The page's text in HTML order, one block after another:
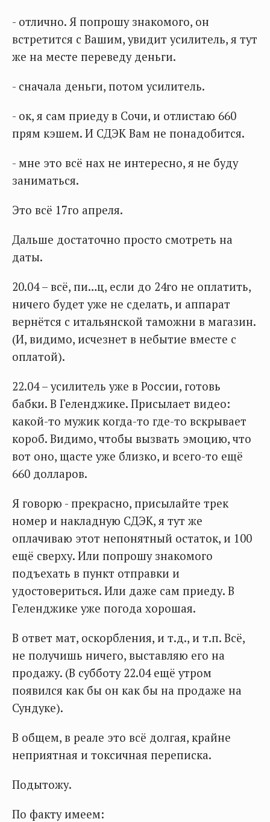
- отлично. Я попрошу знакомого, он
встретится с Вашим, увидит усилитель, я тут
же на месте переведу деньги.
- сначала деньги, потом усилитель.
- ок, я сам приеду в Сочи, и отлистаю 660
прям кэшем. И СДЭК Вам не понадобится.
- мне это всё нах не интересно, я не буду
заниматься.
Это всё 17го апреля.
Дальше достаточно просто смотреть на
даты.
20.04 – всё, пи…ц, если до 24го не оплатить,
ничего будет уже не сделать, и аппарат
вернётся с итальянской таможни в магазин.
(И, видимо, исчезнет в небытие вместе с
оплатой).
22.04 – усилитель уже в России, готовь
бабки. В Геленджике. Присылает видео:
какой-то мужик когда-то где-то вскрывает
короб. Видимо, чтобы вызвать эмоцию, что
вот оно, щасте уже близко, и всего-то ещё
660 долларов.
Я говорю - прекрасно, присылайте трек
номер и накладную СДЭК, я тут же
оплачиваю этот непонятный остаток, и 100
ещё сверху. Или попрошу знакомого
подъехать в пункт отправки и
удостовериться. Или даже сам приеду. В
Геленджике уже погода хорошая.
В ответ мат, оскорбления, и т.д., и т.п. Всё,
не получишь ничего, выставляю его на
продажу. (В субботу 22.04 ещё утром
появился как бы он как бы на продаже на
Сундуке).
В общем, в реале это всё долгая, крайне
неприятная и токсичная переписка.
Подытожу.
По факту имеем: